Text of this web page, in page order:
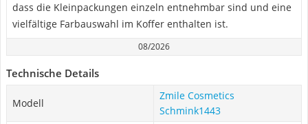
dass die Kleinpackungen einzeln entnehmbar sind und eine
vielfältige Farbauswahl im Koffer enthalten ist.
08/2026
Technische Details
Modell
Zmile Cosmetics
Schmink1443